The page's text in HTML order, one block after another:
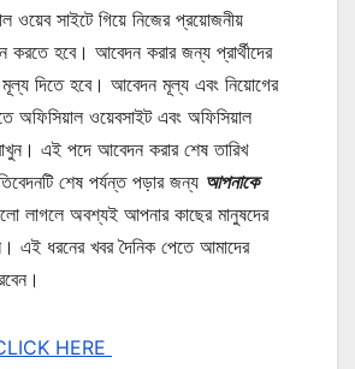
ওয়েব সাইটে গিয়ে নিজের প্রয়োজনীয়
করতে হবে। আবেদন করার জন্য প্রার্থীদের
দিতে হবে। আবেদন মূল্য এবং নিয়োগের
অফিসিয়াল ওয়েবসাইট এবং অফিসিয়াল
এই পদে আবেদন করার শেষ তারিখ
শেষ পর্যন্ত পড়ার জন্য আপনাকে
লাগলে অবশ্যই আপনার কাছের মানুষদের
এই ধরনের খবর দৈনিক পেতে আমাদের
HERE